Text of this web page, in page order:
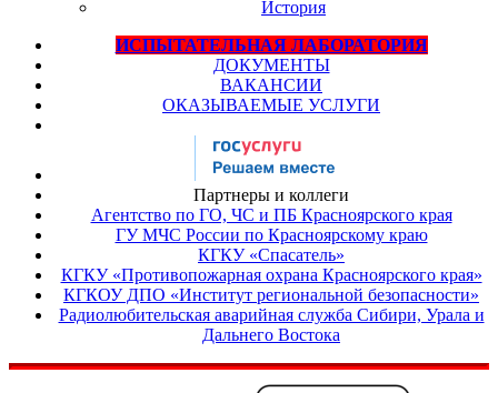
История
ИСПЫТАТЕЛЬНАЯ ЛАБОРАТОРИЯ
ДОКУМЕНТЫ
ВАКАНСИИ
ОКАЗЫВАЕМЫЕ УСЛУГИ
Партнеры и коллеги
Агентство по ГО, ЧС и ПБ Красноярского края
ГУ МЧС России по Красноярскому краю
КГКУ «Спасатель»
КГКУ «Противопожарная охрана Красноярского края»
КГКОУ ДПО «Институт региональной безопасности»
Радиолюбительская аварийная служба Сибири, Урала и
Дальнего Востока